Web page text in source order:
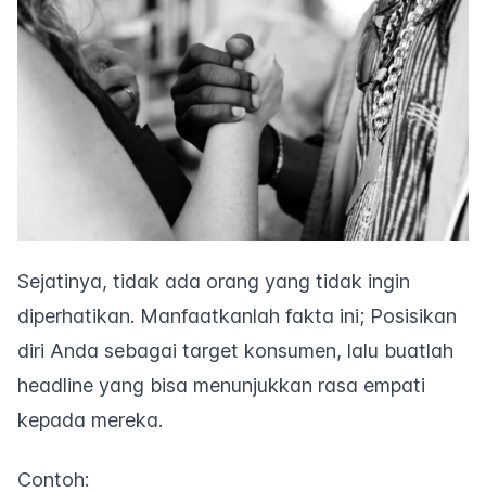
Sejatinya, tidak ada orang yang tidak ingin
diperhatikan. Manfaatkanlah fakta ini; Posisikan
diri Anda sebagai target konsumen, lalu buatlah
headline yang bisa menunjukkan rasa empati
kepada mereka.
Contoh: